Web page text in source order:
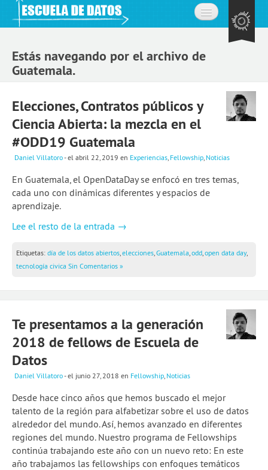
Acerca de
Preguntas frecuentes
Contacto
Aprende
Expedición de datos
Cursos
Únete a la comunidad
Guía Quartz: Limpieza de datos
Blog
School of Data
Estás navegando por el archivo de
Guatemala.
Elecciones, Contratos públicos y
Ciencia Abierta: la mezcla en el
#ODD19 Guatemala
Daniel Villatoro- el abril 22, 2019 en Experiencias, Fellowship, Noticias
En Guatemala, el OpenDataDay se enfocó en tres temas,
cada uno con dinámicas diferentes y espacios de
aprendizaje.
Lee el resto de la entrada →
Etiquetas: día de los datos abiertos,elecciones,Guatemala,odd,open data day,
tecnología civica Sin Comentarios »
Te presentamos a la generación
2018 de fellows de Escuela de
Datos
Daniel Villatoro- el junio 27, 2018 en Fellowship, Noticias
Desde hace cinco años que hemos buscado el mejor
talento de la región para alfabetizar sobre el uso de datos
alrededor del mundo. Así, hemos avanzado en diferentes
regiones del mundo. Nuestro programa de Fellowships
continúa trabajando este año con un nuevo reto: En este
año trabajamos las fellowships con enfoques temáticos